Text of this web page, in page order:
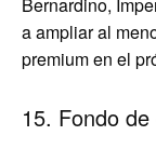
Bernardino,
a ampliar al
premium en el
15. Fondo